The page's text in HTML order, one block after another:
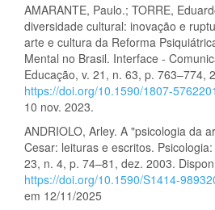
AMARANTE, Paulo.; TORRE,
diversidade cultural: inovação e
arte e cultura da Reforma
Mental no Brasil. Interface -
Educação, v. 21, n. 63, p. 763–774,
https://doi.org/10.1590/1807-
10 nov. 2023.
ANDRIOLO, Arley. A "psicologia da
Cesar: leituras e escritos.
23, n. 4, p. 74–81, dez. 2003.
https://doi.org/10.1590/S1414-
em 12/11/2025